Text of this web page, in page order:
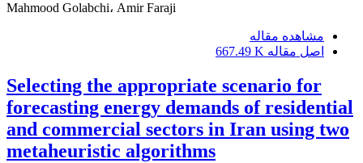
Mahmood Golabchi، Amir Faraji
مشاهده مقاله
اصل مقاله 667.49 K
Selecting the appropriate scenario for
forecasting energy demands of residential
and commercial sectors in Iran using two
metaheuristic algorithms